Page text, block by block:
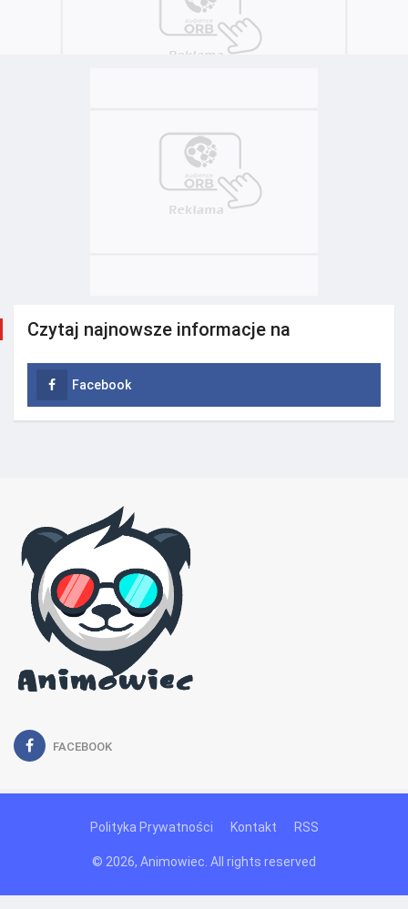
Czytaj najnowsze informacje na
Facebook
FACEBOOK
Polityka Prywatności Kontakt RSS
© 2026, Animowiec. All rights reserved